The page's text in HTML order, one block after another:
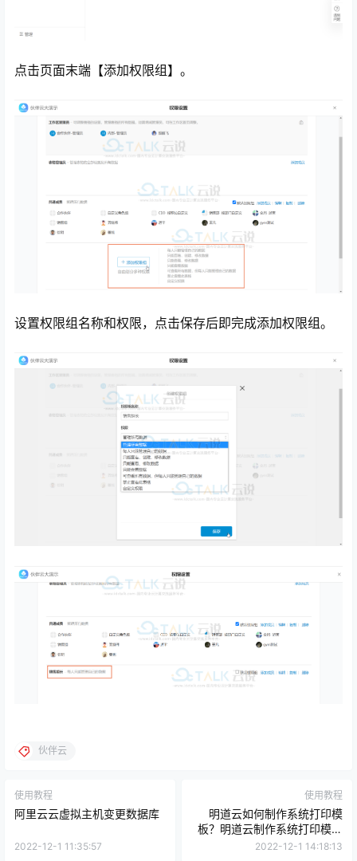
点击页面末端【添加权限组】。
设置权限组名称和权限，点击保存后即完成添加权限组。
伙伴云
使用教程
阿里云云虚拟主机变更数据库
2022-12-1 11:35:57
使用教程
明道云如何制作系统打印模
板？明道云制作系统打印模板
的方法
2022-12-1 14:18:13